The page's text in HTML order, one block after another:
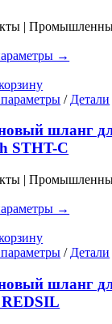
можно
на
|
→
Этот
имеет
несколько
вариаций.
можно
на
/ Детали
шланг
STHT-C
|
→
Этот
имеет
/ Детали
шланг
REDSIL